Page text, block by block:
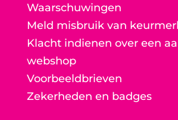
Waarschuwingen
Meld misbruik van
Klacht indienen over een
webshop
Voorbeeldbrieven
Zekerheden en badges